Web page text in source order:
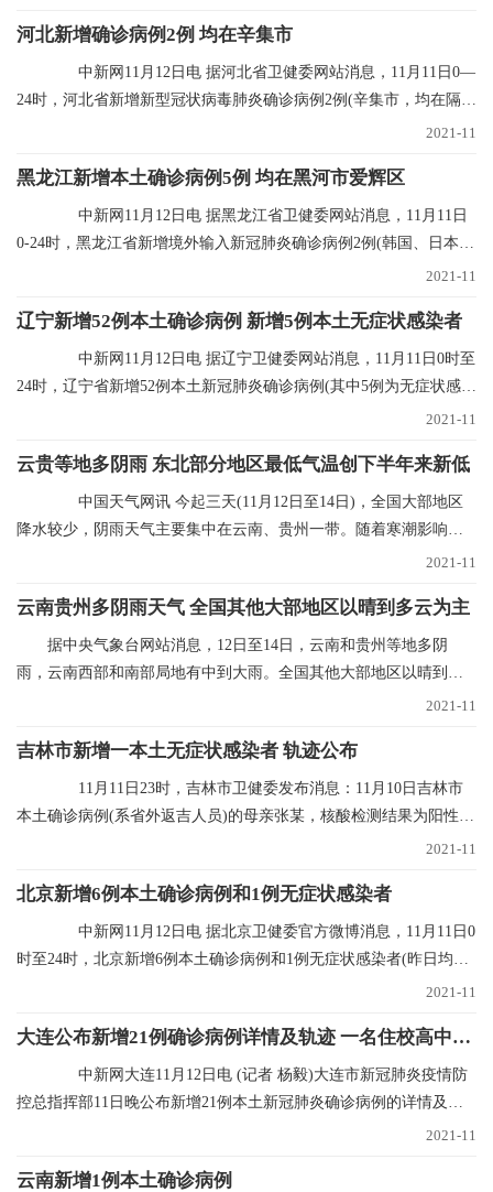
河北新增确诊病例2例 均在辛集市
中新网11月12日电 据河北省卫健委网站消息，11月11日0—
24时，河北省新增新型冠状病毒肺炎确诊病例2例(辛集市，均在隔离
2021-11
黑龙江新增本土确诊病例5例 均在黑河市爱辉区
中新网11月12日电 据黑龙江省卫健委网站消息，11月11日
0-24时，黑龙江省新增境外输入新冠肺炎确诊病例2例(韩国、日本输
2021-11
辽宁新增52例本土确诊病例 新增5例本土无症状感染者
中新网11月12日电 据辽宁卫健委网站消息，11月11日0时至
24时，辽宁省新增52例本土新冠肺炎确诊病例(其中5例为无症状感染
2021-11
云贵等地多阴雨 东北部分地区最低气温创下半年来新低
中国天气网讯 今起三天(11月12日至14日)，全国大部地区
降水较少，阴雨天气主要集中在云南、贵州一带。随着寒潮影响结
2021-11
云南贵州多阴雨天气 全国其他大部地区以晴到多云为主
据中央气象台网站消息，12日至14日，云南和贵州等地多阴
雨，云南西部和南部局地有中到大雨。全国其他大部地区以晴到多
2021-11
吉林市新增一本土无症状感染者 轨迹公布
11月11日23时，吉林市卫健委发布消息：11月10日吉林市
本土确诊病例(系省外返吉人员)的母亲张某，核酸检测结果为阳性，
2021-11
北京新增6例本土确诊病例和1例无症状感染者
中新网11月12日电 据北京卫健委官方微博消息，11月11日0
时至24时，北京新增6例本土确诊病例和1例无症状感染者(昨日均已
2021-11
大连公布新增21例确诊病例详情及轨迹 一名住校高中生确诊
中新网大连11月12日电 (记者 杨毅)大连市新冠肺炎疫情防
控总指挥部11日晚公布新增21例本土新冠肺炎确诊病例的详情及行
2021-11
云南新增1例本土确诊病例